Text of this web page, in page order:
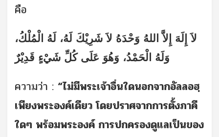
คือ
لاَ إِلَهَ إِلاَّ اللهُ وَحْدَهُ لاَ شَرِيْكَ لَهُ، لَهُ الْمُلْكُ،
وَلَهُ الْحَمْدُ، وَهُوَ عَلَى كُلِّ شَيْءٍ قَدِيْرٌ
ความว่า : “ไม่มีพระเจ้าอื่นใดนอกจากอัลลอฮฺ
เพียงพระองค์เดียว โดยปราศจากการตั้งภาคี
ใดๆ พร้อมพระองค์ การปกครองดูแลเป็นของ